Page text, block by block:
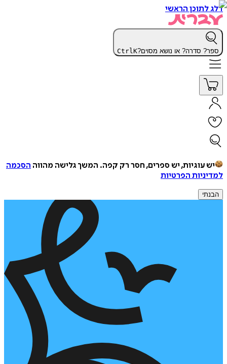
דלג לתוכן הראשי
ספר? סדרה? או נושא מסוים? CtrlK
יש עוגיות, יש ספרים, חסר רק קפה. המשך גלישה מהווה הסכמה
למדיניות הפרטיות
הבנתי